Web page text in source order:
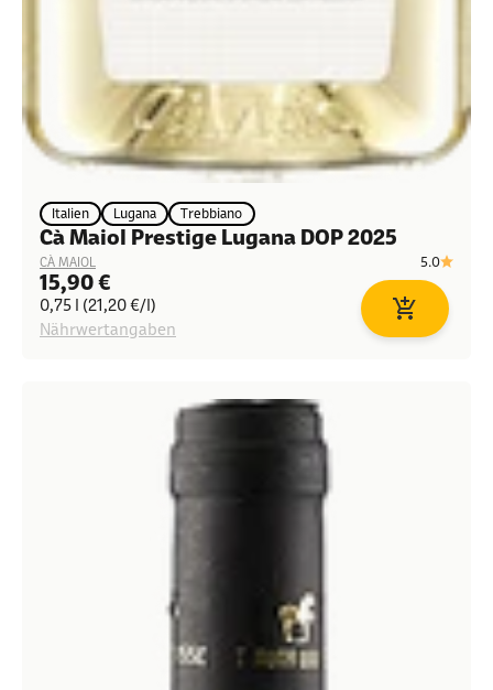
Italien Lugana Trebbiano
Cà Maiol Prestige Lugana DOP 2025
CÀ MAIOL 5.0
Angebot
15,90 €
0,75 l (21,20 €/l)
Nährwertangaben
In den